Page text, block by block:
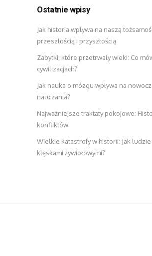
Ostatnie wpisy
Jak historia wpływa na naszą
przeszłością i przyszłością
Zabytki, które przetrwały wieki: Co
cywilizacjach?
Jak nauka o mózgu wpływa na
nauczania?
Najważniejsze traktaty pokojowe:
konfliktów
Wielkie katastrofy w historii: Jak
klęskami żywiołowymi?